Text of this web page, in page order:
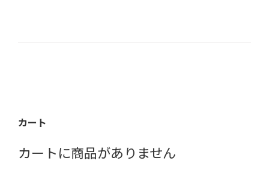
カート
カートに商品がありません